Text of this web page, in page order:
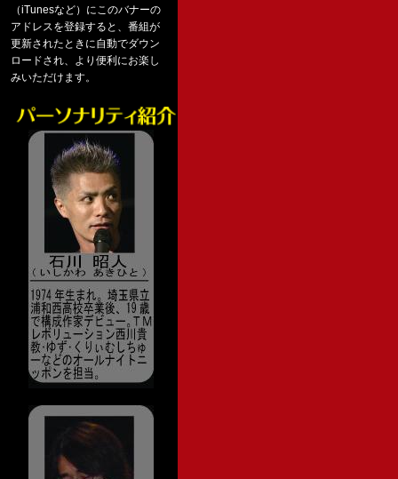
（iTunesなど）にこのバナーの
アドレスを登録すると、番組が
更新されたときに自動でダウン
ロードされ、より便利にお楽し
みいただけます。